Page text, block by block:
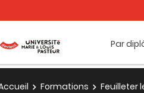
Par
Formations Feuilleter